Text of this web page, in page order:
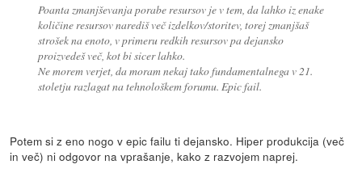
Poanta zmanjševanja porabe resursov je v tem, da lahko iz enake
količine resursov narediš več izdelkov/storitev, torej zmanjšaš
strošek na enoto, v primeru redkih resursov pa dejansko
proizvedeš več, kot bi sicer lahko.
Ne morem verjet, da moram nekaj tako fundamentalnega v 21.
stoletju razlagat na tehnološkem forumu. Epic fail.
Potem si z eno nogo v epic failu ti dejansko. Hiper produkcija (več
in več) ni odgovor na vprašanje, kako z razvojem naprej.